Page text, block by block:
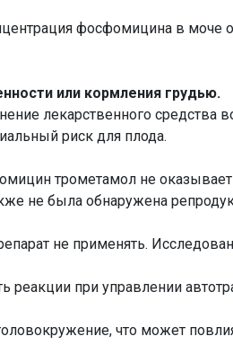
фосфомицина в моче
или кормления грудью.
лекарственного
риск для плода.
трометамол не оказывает
не была обнаружена
не применять.
реакции при управлении
что может